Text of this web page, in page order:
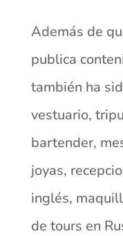
Además de
publica
también ha
vestuario,
bartender,
joyas,
inglés,
de tours en